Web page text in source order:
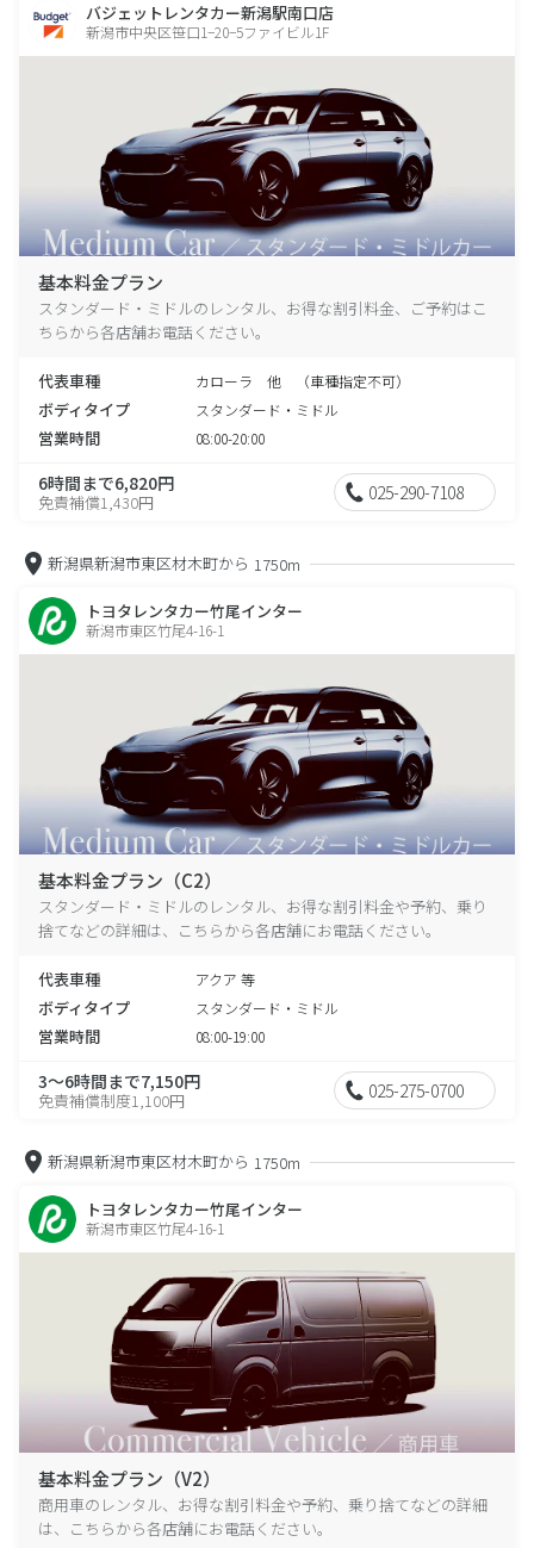
バジェットレンタカー新潟駅南口店
新潟市中央区笹口1−20−5ファイビル1F
基本料金プラン
スタンダード・ミドルのレンタル、お得な割引料金、ご予約はこ
ちらから各店舗お電話ください。
代表車種 カローラ 他 （車種指定不可）
ボディタイプ スタンダード・ミドル
営業時間 08:00-20:00
6時間まで6,820円
免責補償1,430円 025-290-7108
新潟県新潟市東区材木町から 1750m
トヨタレンタカー竹尾インター
新潟市東区竹尾4-16-1
基本料金プラン（C2）
スタンダード・ミドルのレンタル、お得な割引料金や予約、乗り
捨てなどの詳細は、こちらから各店舗にお電話ください。
代表車種 アクア 等
ボディタイプ スタンダード・ミドル
営業時間 08:00-19:00
3～6時間まで7,150円
免責補償制度1,100円 025-275-0700
新潟県新潟市東区材木町から 1750m
トヨタレンタカー竹尾インター
新潟市東区竹尾4-16-1
基本料金プラン（V2）
商用車のレンタル、お得な割引料金や予約、乗り捨てなどの詳細
は、こちらから各店舗にお電話ください。